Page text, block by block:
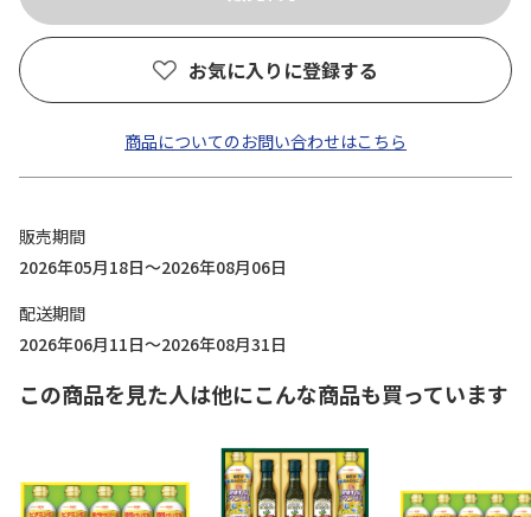
お気に入りに登録する
商品についてのお問い合わせはこちら
販売期間
2026年05月18日～2026年08月06日
配送期間
2026年06月11日～2026年08月31日
この商品を見た人は他にこんな商品も買っています